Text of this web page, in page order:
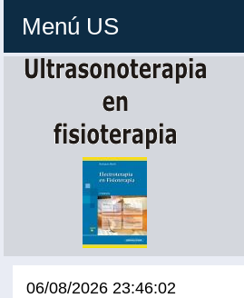
Menú US
06/08/2026 23:46:02